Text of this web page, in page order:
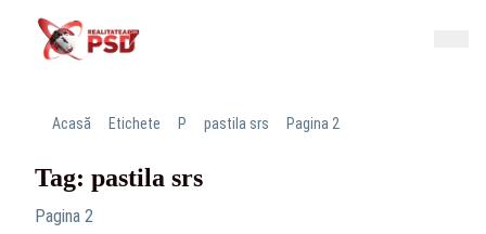
Acasă Etichete P pastila srs Pagina 2
Tag: pastila srs
Pagina 2